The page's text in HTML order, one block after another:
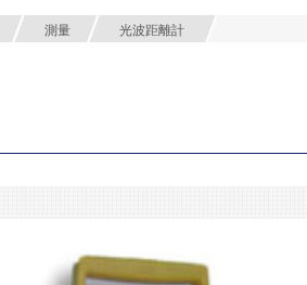
測量 光波距離計